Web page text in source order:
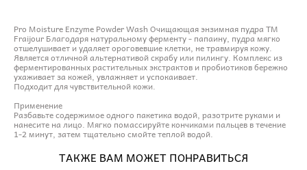
Pro Moisture Enzyme Powder Wash Очищающая энзимная пудра ТМ
Fraijour Благодаря натуральному ферменту - папаину, пудра мягко
отшелушивает и удаляет ороговевшие клетки, не травмируя кожу.
Является отличной альтернативой скрабу или пилингу. Комплекс из
ферментированных растительных экстрактов и пробиотиков бережно
ухаживает за кожей, увлажняет и успокаивает.
Подходит для чувствительной кожи.
Применение
Разбавьте содержимое одного пакетика водой, разотрите руками и
нанесите на лицо. Мягко помассируйте кончиками пальцев в течение
1-2 минут, затем тщательно смойте теплой водой.
ТАКЖЕ ВАМ МОЖЕТ ПОНРАВИТЬСЯ